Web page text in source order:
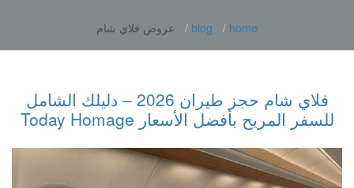
home
blog عروض فلاي شام
فلاي شام حجز طيران 2026 – دليلك الشامل
للسفر المريح بأفضل الأسعار Today Homage